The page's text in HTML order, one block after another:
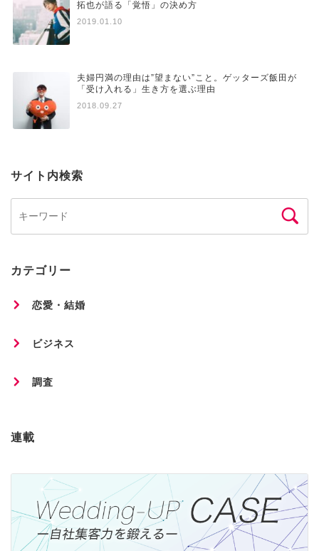
拓也が語る「覚悟」の決め方
2019.01.10
夫婦円満の理由は”望まない”こと。ゲッターズ飯田が
「受け入れる」生き方を選ぶ理由
2018.09.27
サイト内検索
カテゴリー
恋愛・結婚
ビジネス
調査
連載